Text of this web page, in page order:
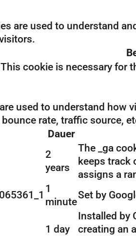
are used to understand
This cookie is necessary for
used to understand how
rate, traffic source,
Dauer
2
years
The _ga
keeps track
assigns a
1
minute
Set by
1 day
Installed by
creating an